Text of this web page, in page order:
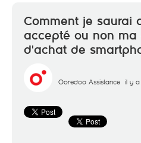
Comment je saurai
accepté ou non
d'achat de
Ooredoo Assistance il y a